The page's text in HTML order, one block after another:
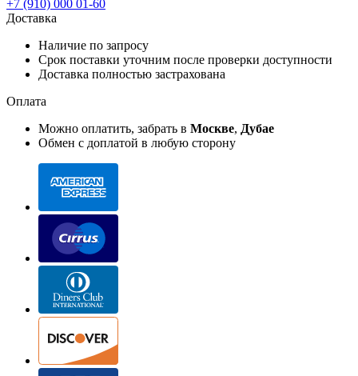
+7 (910) 000 01-60
Доставка
Наличие по запросу
Срок поставки уточним после проверки доступности
Доставка полностью застрахована
Оплата
Можно оплатить, забрать в Москве, Дубае
Обмен с доплатой в любую сторону